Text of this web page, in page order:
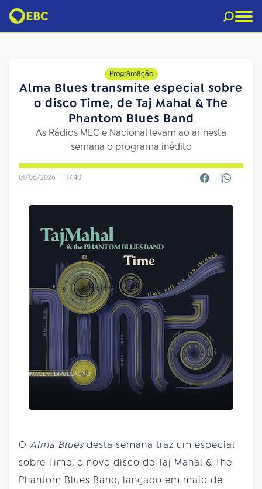
Programação
Alma Blues transmite especial sobre
o disco Time, de Taj Mahal & The
Phantom Blues Band
As Rádios MEC e Nacional levam ao ar nesta
semana o programa inédito
01/06/2026 | 17:40
IMAGEM: DIVULGAÇÃO
O Alma Blues desta semana traz um especial
sobre Time, o novo disco de Taj Mahal & The
Phantom Blues Band, lançado em maio de